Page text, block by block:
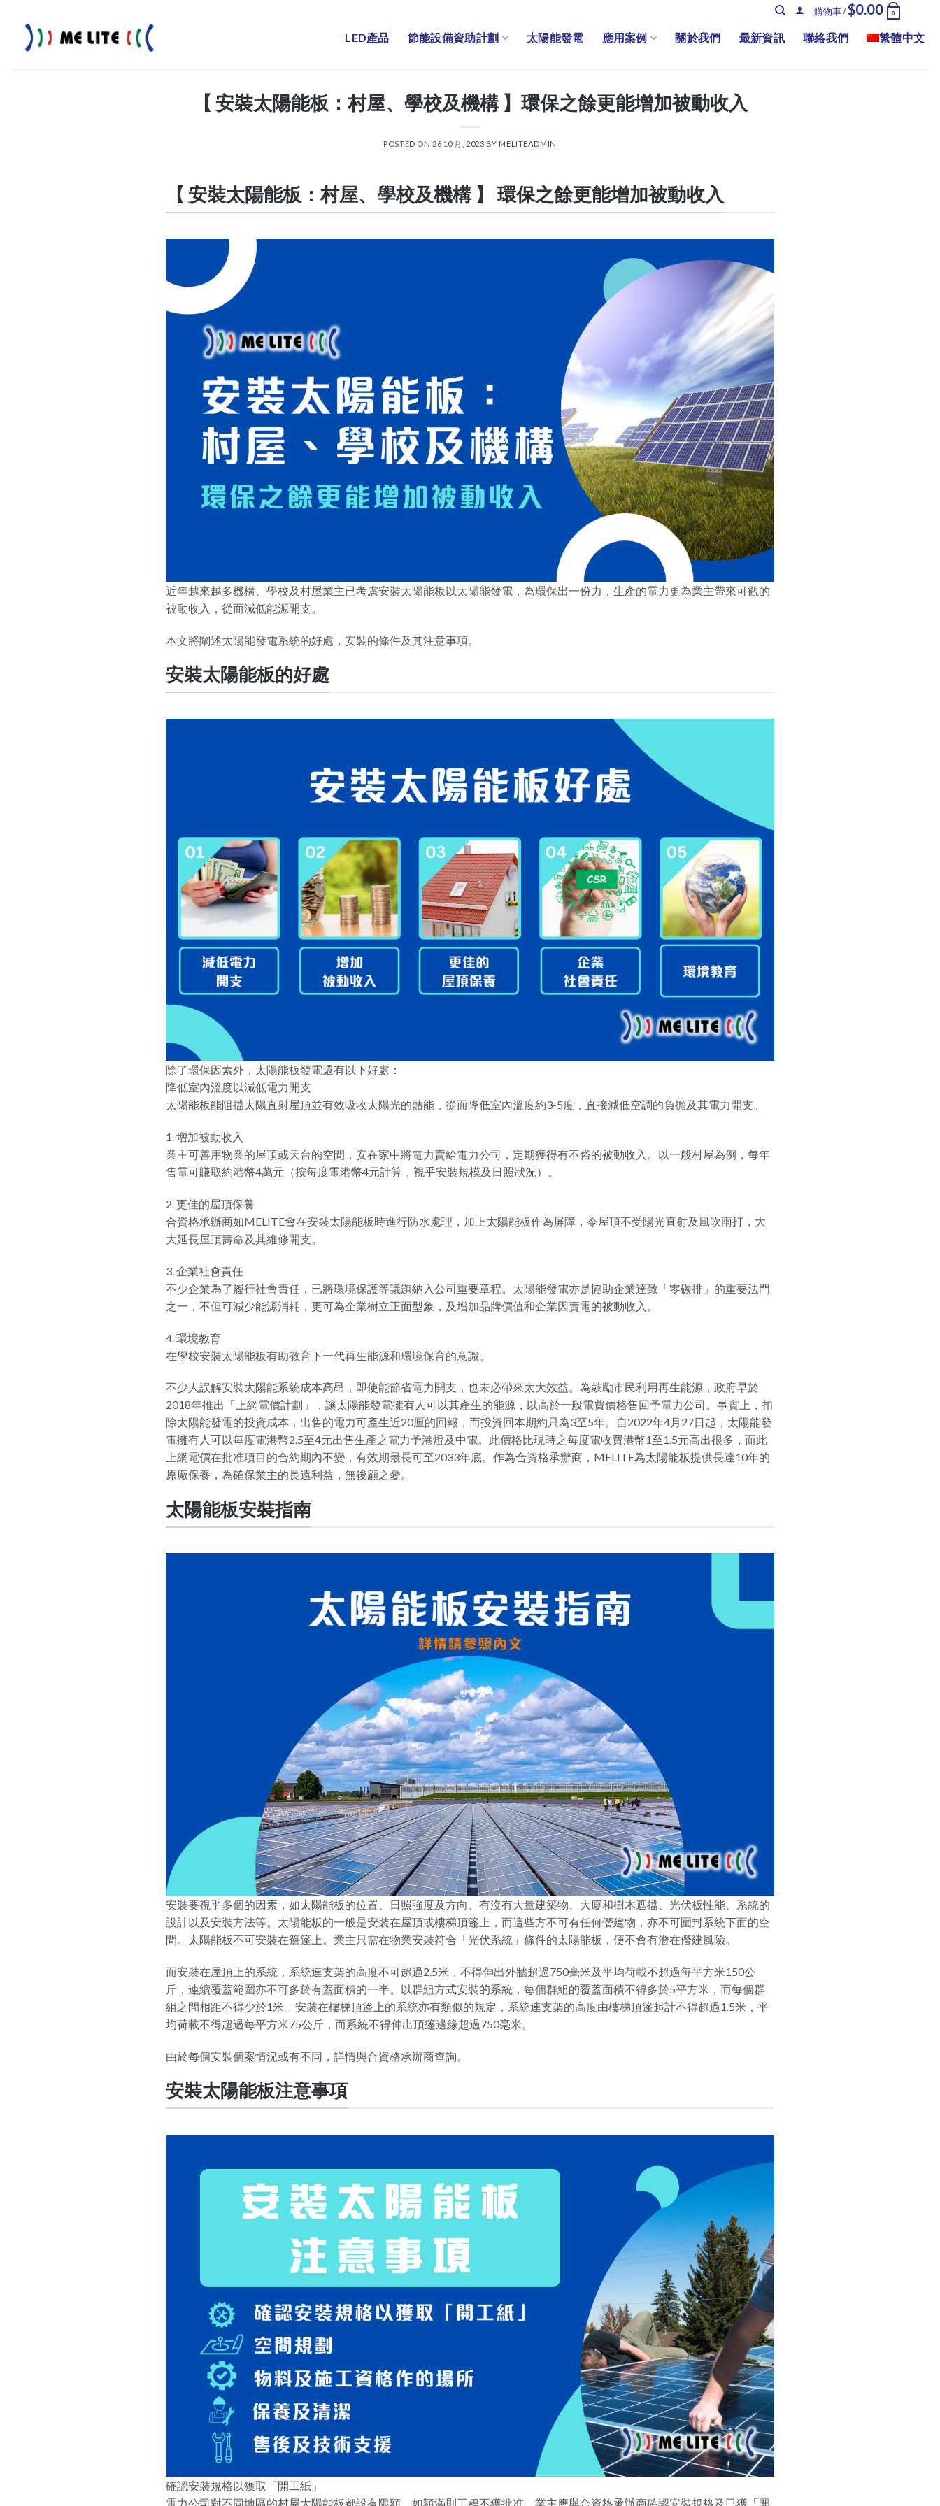
content
購物車 /$0.00 0
LED產品 節能設備資助計劃 太陽能發電 應用案例 關於我們 最新資訊 聯絡我們 繁體中文
【 安裝太陽能板：村屋、學校及機構 】環保之餘更能增加被動收入
POSTED ON 26 10 月, 2023 BY MELITEADMIN
【 安裝太陽能板：村屋、學校及機構 】 環保之餘更能增加被動收入
近年越來越多機構、學校及村屋業主已考慮安裝太陽能板以太陽能發電，為環保出一份力，生產的電力更為業主帶來可觀的
被動收入，從而減低能源開支。
本文將闡述太陽能發電系統的好處，安裝的條件及其注意事項。
安裝太陽能板的好處
除了環保因素外，太陽能板發電還有以下好處：
降低室內溫度以減低電力開支
太陽能板能阻擋太陽直射屋頂並有效吸收太陽光的熱能，從而降低室內溫度約3-5度，直接減低空調的負擔及其電力開支。
1. 增加被動收入
業主可善用物業的屋頂或天台的空間，安在家中將電力賣給電力公司，定期獲得有不俗的被動收入。以一般村屋為例，每年
售電可賺取約港幣4萬元（按每度電港幣4元計算，視乎安裝規模及日照狀況）。
2. 更佳的屋頂保養
合資格承辦商如MELITE會在安裝太陽能板時進行防水處理，加上太陽能板作為屏障，令屋頂不受陽光直射及風吹雨打，大
大延長屋頂壽命及其維修開支。
3. 企業社會責任
不少企業為了履行社會責任，已將環境保護等議題納入公司重要章程。太陽能發電亦是協助企業達致「零碳排」的重要法門
之一，不但可減少能源消耗，更可為企業樹立正面型象，及增加品牌價值和企業因賣電的被動收入。
4. 環境教育
在學校安裝太陽能板有助教育下一代再生能源和環境保育的意識。
不少人誤解安裝太陽能系統成本高昂，即使能節省電力開支，也未必帶來太大效益。為鼓勵市民利用再生能源，政府早於
2018年推出「上網電價計劃」，讓太陽能發電擁有人可以其產生的能源，以高於一般電費價格售回予電力公司。事實上，扣
除太陽能發電的投資成本，出售的電力可產生近20厘的回報，而投資回本期約只為3至5年。自2022年4月27日起，太陽能發
電擁有人可以每度電港幣2.5至4元出售生產之電力予港燈及中電。此價格比現時之每度電收費港幣1至1.5元高出很多，而此
上網電價在批准項目的合約期內不變，有效期最長可至2033年底。作為合資格承辦商，MELITE為太陽能板提供長達10年的
原廠保養，為確保業主的長遠利益，無後顧之憂。
太陽能板安裝指南
安裝要視乎多個的因素，如太陽能板的位置、日照強度及方向、有沒有大量建築物、大廈和樹木遮擋、光伏板性能、系統的
設計以及安裝方法等。太陽能板的一般是安裝在屋頂或樓梯頂篷上，而這些方不可有任何僭建物，亦不可圍封系統下面的空
間。太陽能板不可安裝在簷篷上。業主只需在物業安裝符合「光伏系統」條件的太陽能板，便不會有潛在僭建風險。
而安裝在屋頂上的系統，系統連支架的高度不可超過2.5米，不得伸出外牆超過750毫米及平均荷載不超過每平方米150公
斤，連續覆蓋範圍亦不可多於有蓋面積的一半。以群組方式安裝的系統，每個群組的覆蓋面積不得多於5平方米，而每個群
組之間相距不得少於1米。安裝在樓梯頂篷上的系統亦有類似的規定，系統連支架的高度由樓梯頂篷起計不得超過1.5米，平
均荷載不得超過每平方米75公斤，而系統不得伸出頂篷邊緣超過750毫米。
由於每個安裝個案情況或有不同，詳情與合資格承辦商查詢。
安裝太陽能板注意事項
確認安裝規格以獲取「開工紙」
電力公司對不同地區的村屋太陽能板都設有限額，如額滿則工程不獲批准。業主應與合資格承辦商確認安裝規格及已獲「開